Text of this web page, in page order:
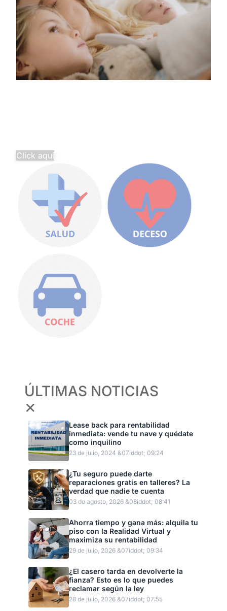
Click aquí
ÚLTIMAS NOTICIAS
✕
Lease back para rentabilidad
inmediata: vende tu nave y quédate
como inquilino
23 de julio, 2024 &07iddot; 09:24
¿Tu seguro puede darte
reparaciones gratis en talleres? La
verdad que nadie te cuenta
03 de agosto, 2026 &08iddot; 08:41
Ahorra tiempo y gana más: alquila tu
piso con la Realidad Virtual y
maximiza su rentabilidad
29 de julio, 2026 &07iddot; 09:34
¿El casero tarda en devolverte la
fianza? Esto es lo que puedes
reclamar según la ley
28 de julio, 2026 &07iddot; 07:55